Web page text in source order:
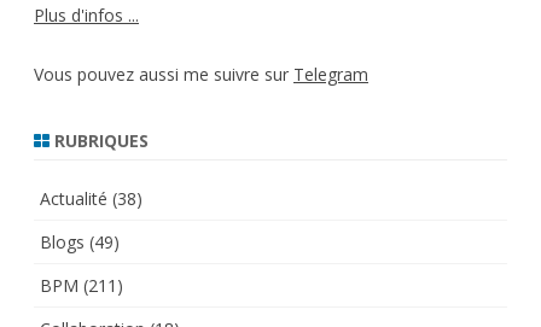
Plus d'infos ...
Vous pouvez aussi me suivre sur Telegram
RUBRIQUES
Actualité (38)
Blogs (49)
BPM (211)